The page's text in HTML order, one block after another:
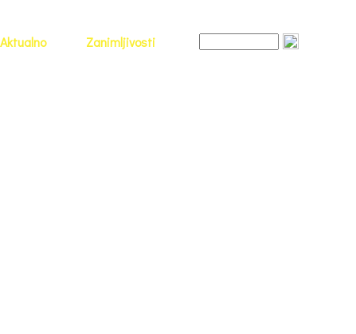
Aktualno Zanimljivosti